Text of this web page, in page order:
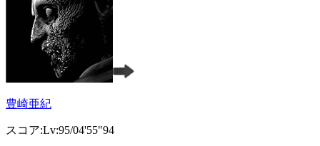
豊崎亜紀
スコア:Lv:95/04'55"94